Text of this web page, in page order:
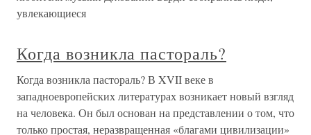
увлекающиеся
Когда возникла пастораль?
Когда возникла пастораль? В XVII веке в
западноевропейских литературах возникает новый взгляд
на человека. Он был основан на представлении о том, что
только простая, неразвращенная «благами цивилизации»